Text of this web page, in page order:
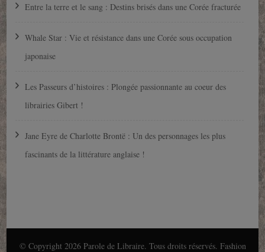
Entre la terre et le sang : Destins brisés dans une Corée fracturée
Whale Star : Vie et résistance dans une Corée sous occupation
japonaise
Les Passeurs d’histoires : Plongée passionnante au coeur des
librairies Gibert !
Jane Eyre de Charlotte Brontë : Un des personnages les plus
fascinants de la littérature anglaise !
© Copyright 2026 Parole de Libraire. Tous droits réservés. Fashion